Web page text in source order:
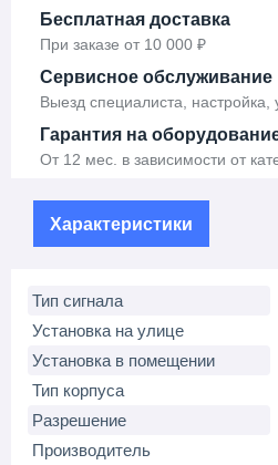
Бесплатная доставка
При заказе от 10 000 ₽
Сервисное обслуживание
Выезд специалиста, настройка,
Гарантия на
От 12 мес. в зависимости от
Характеристики
Тип сигнала
Установка на улице
Установка в помещении
Тип корпуса
Разрешение
Производитель